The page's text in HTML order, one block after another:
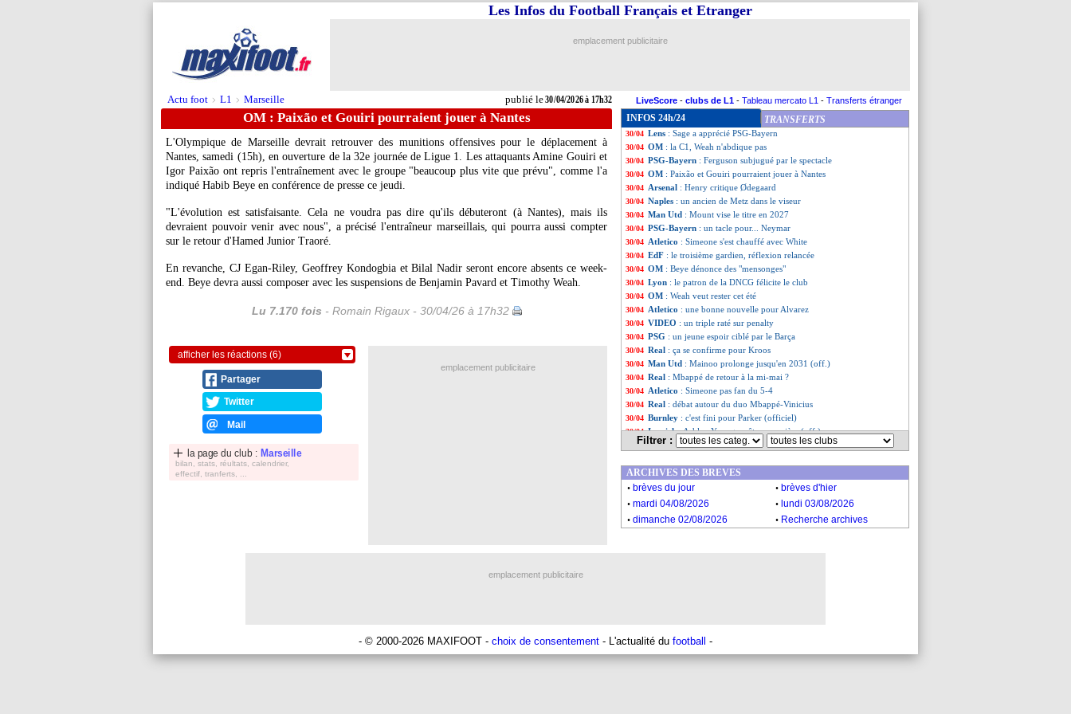
Actu foot > L1 > Marseille publié le30/04/2026 à 17h32
Les Infos du Football Français et Etranger
emplacement publicitaire
LiveScore - clubs de L1 - Tableau mercato L1 - Transferts étranger
OM : Paixão et Gouiri pourraient jouer à Nantes
L'Olympique de Marseille devrait retrouver des munitions offensives pour le déplacement à
Nantes, samedi (15h), en ouverture de la 32e journée de Ligue 1. Les attaquants Amine Gouiri et
Igor Paixão ont repris l'entraînement avec le groupe "beaucoup plus vite que prévu", comme l'a
indiqué Habib Beye en conférence de presse ce jeudi.
"L'évolution est satisfaisante. Cela ne voudra pas dire qu'ils débuteront (à Nantes), mais ils
devraient pouvoir venir avec nous", a précisé l'entraîneur marseillais, qui pourra aussi compter
sur le retour d'Hamed Junior Traoré.
En revanche, CJ Egan-Riley, Geoffrey Kondogbia et Bilal Nadir seront encore absents ce week-
end. Beye devra aussi composer avec les suspensions de Benjamin Pavard et Timothy Weah.
Lu 7.170 fois - Romain Rigaux - 30/04/26 à 17h32
afficher les réactions (6)
Partager
Twitter
Mail
la page du club : Marseille
bilan, stats, réultats, calendrier,
effectif, tranferts, ...
INFOS 24h/24 TRANSFERTS
30/04 Trophées UNFP: meilleur joueur, 3 Parisiens
30/04 C4: Rayo-Strasbourg, les compos
30/04 FIFA: Infantino soutenu par la CAF
30/04 Nantes: Vahid regrette son arrivée tardive
30/04 Lens : Sage a apprécié PSG-Bayern
30/04 OM : la C1, Weah n'abdique pas
30/04 PSG-Bayern : Ferguson subjugué par le spectacle
30/04 OM : Paixão et Gouiri pourraient jouer à Nantes
30/04 Arsenal : Henry critique Ødegaard
30/04 Naples : un ancien de Metz dans le viseur
30/04 Man Utd : Mount vise le titre en 2027
30/04 PSG-Bayern : un tacle pour... Neymar
30/04 Atletico : Simeone s'est chauffé avec White
30/04 EdF : le troisième gardien, réflexion relancée
30/04 OM : Beye dénonce des "mensonges"
30/04 Lyon : le patron de la DNCG félicite le club
30/04 OM : Weah veut rester cet été
30/04 Atletico : une bonne nouvelle pour Alvarez
30/04 VIDEO : un triple raté sur penalty
30/04 PSG : un jeune espoir ciblé par le Barça
30/04 Real : ça se confirme pour Kroos
30/04 Man Utd : Mainoo prolonge jusqu'en 2031 (off.)
30/04 Real : Mbappé de retour à la mi-mai ?
30/04 Atletico : Simeone pas fan du 5-4
30/04 Real : débat autour du duo Mbappé-Vinicius
30/04 Burnley : c'est fini pour Parker (officiel)
30/04 Ipswich: Ashley Young arrête sa carrière (off.)
30/04 PSG : Al Khelaïfi critique LFP Media
30/04 Atletico-Arsenal: Henry n'a pas aimé
30/04 Milan: un échange avec Man Utd pour Leão ?
Bayern: Dugarry compare Olise à Zidane
30/04 Strasbourg: favori face au Rayo ? O'Neil répond
Filtrer :
emplacement publicitaire
ARCHIVES DES BREVES
. brèves du jour . brèves d'hier
. mardi 04/08/2026 . lundi 03/08/2026
. dimanche 02/08/2026 . Recherche archives
emplacement publicitaire
- © 2000-2026 MAXIFOOT - choix de consentement - L'actualité du football -